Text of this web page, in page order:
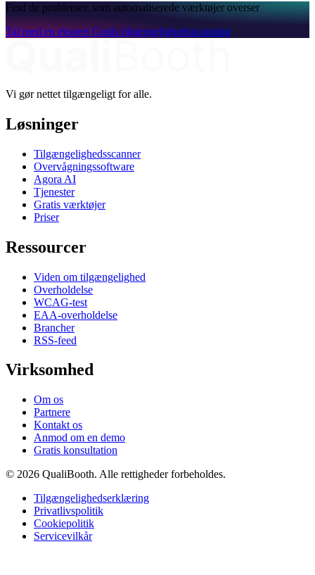
Find de problemer, som automatiserede værktøjer overser
Tal med en ekspert Gratis tilgængelighedsscanning
Vi gør nettet tilgængeligt for alle.
Løsninger
Tilgængelighedsscanner
Overvågningssoftware
Agora AI
Tjenester
Gratis værktøjer
Priser
Ressourcer
Viden om tilgængelighed
Overholdelse
WCAG-test
EAA-overholdelse
Brancher
RSS-feed
Virksomhed
Om os
Partnere
Kontakt os
Anmod om en demo
Gratis konsultation
© 2026 QualiBooth. Alle rettigheder forbeholdes.
Tilgængelighedserklæring
Privatlivspolitik
Cookiepolitik
Servicevilkår